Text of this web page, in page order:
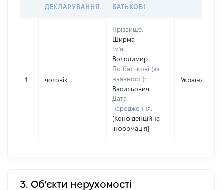
ДЕКЛАРУВАННЯ
БАТЬКОВІ
1 чоловік
Прізвище:
Ширма
Ім'я:
Володимир
По батькові (за
наявності):
Васильович
Дата
народження:
[Конфіденційна
інформація]
Україна
3. Об'єкти нерухомості